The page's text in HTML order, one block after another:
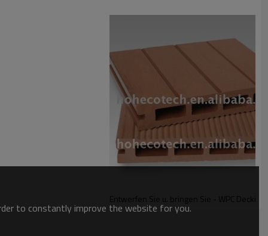
Entwerfen Sie u. bringen Sie - WPC Decking
to constantly improve the website for you.